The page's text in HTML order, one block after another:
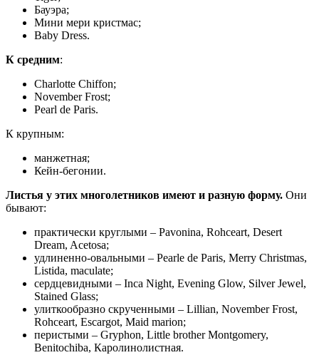
Бауэра;
Мини мери кристмас;
Baby Dress.
К средним:
Charlotte Chiffon;
November Frost;
Pearl de Paris.
К крупным:
манжетная;
Кейн-бегонии.
Листья у этих многолетников имеют и разную форму. Они
бывают:
практически круглыми – Pavonina, Rohceart, Desert
Dream, Acetosa;
удлиненно-овальными – Pearle de Paris, Merry Christmas,
Listida, maculate;
сердцевидными – Inca Night, Evening Glow, Silver Jewel,
Stained Glass;
улиткообразно скрученными – Lillian, November Frost,
Rohceart, Escargot, Maid marion;
перистыми – Gryphon, Little brother Montgomery,
Benitochiba, Каролинолистная.